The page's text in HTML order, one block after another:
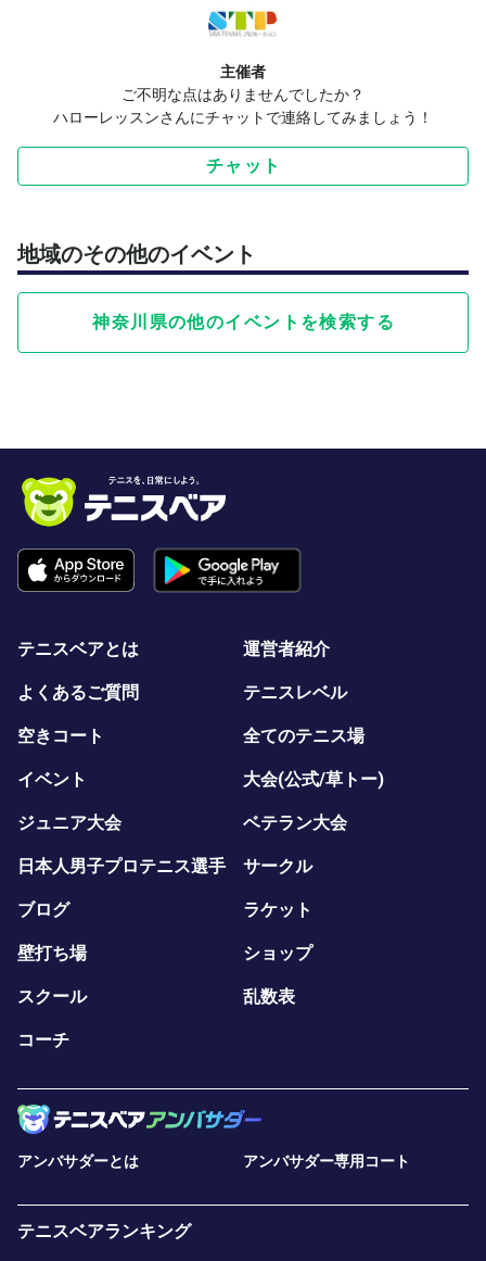
主催者
ご不明な点はありませんでしたか？
ハローレッスンさんにチャットで連絡してみましょう！
チャット
地域のその他のイベント
神奈川県の他のイベントを検索する
テニスベアとは 運営者紹介
よくあるご質問 テニスレベル
空きコート 全てのテニス場
イベント 大会(公式/草トー)
ジュニア大会 ベテラン大会
日本人男子プロテニス選手 サークル
ブログ ラケット
壁打ち場 ショップ
スクール 乱数表
コーチ
アンバサダーとは アンバサダー専用コート
テニスベアランキング